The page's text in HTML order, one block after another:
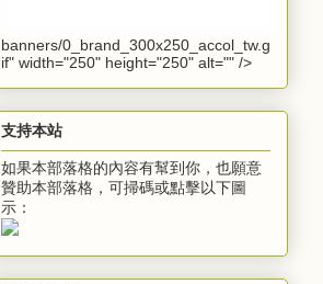
banners/0_brand_300x250_accol_tw.g
if" width="250" height="250" alt="" />
支持本站
如果本部落格的內容有幫到你，也願意
贊助本部落格，可掃碼或點擊以下圖
示：